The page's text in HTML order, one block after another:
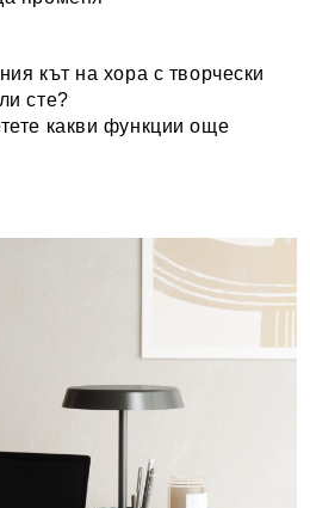
кът на хора с творчески
сте?
какви функции още